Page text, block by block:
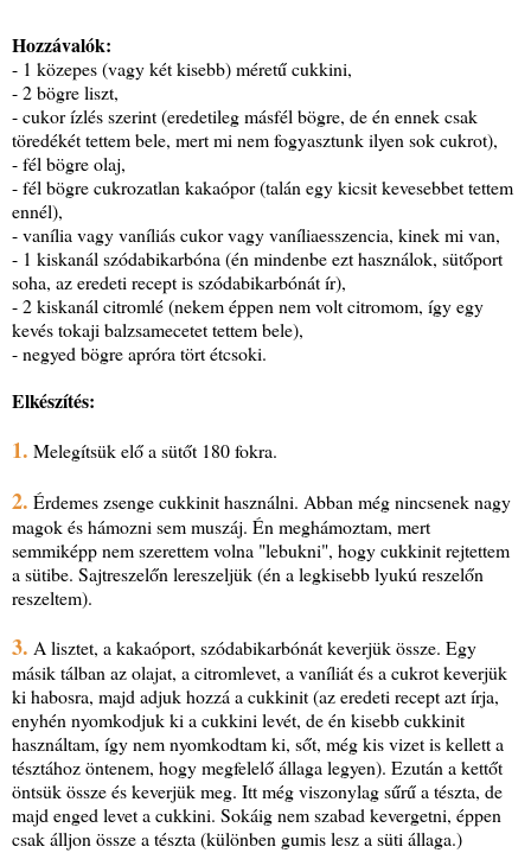
Hozzávalók:
- 1 közepes (vagy két kisebb) méretű cukkini,
- 2 bögre liszt,
- cukor ízlés szerint (eredetileg másfél bögre, de én ennek csak
töredékét tettem bele, mert mi nem fogyasztunk ilyen sok cukrot),
- fél bögre olaj,
- fél bögre cukrozatlan kakaópor (talán egy kicsit kevesebbet tettem
ennél),
- vanília vagy vaníliás cukor vagy vaníliaesszencia, kinek mi van,
- 1 kiskanál szódabikarbóna (én mindenbe ezt használok, sütőport
soha, az eredeti recept is szódabikarbónát ír),
- 2 kiskanál citromlé (nekem éppen nem volt citromom, így egy
kevés tokaji balzsamecetet tettem bele),
- negyed bögre apróra tört étcsoki.
Elkészítés:
1. Melegítsük elő a sütőt 180 fokra.
2. Érdemes zsenge cukkinit használni. Abban még nincsenek nagy
magok és hámozni sem muszáj. Én meghámoztam, mert
semmiképp nem szerettem volna "lebukni", hogy cukkinit rejtettem
a sütibe. Sajtreszelőn lereszeljük (én a legkisebb lyukú reszelőn
reszeltem).
3. A lisztet, a kakaóport, szódabikarbónát keverjük össze. Egy
másik tálban az olajat, a citromlevet, a vaníliát és a cukrot keverjük
ki habosra, majd adjuk hozzá a cukkinit (az eredeti recept azt írja,
enyhén nyomkodjuk ki a cukkini levét, de én kisebb cukkinit
használtam, így nem nyomkodtam ki, sőt, még kis vizet is kellett a
tésztához öntenem, hogy megfelelő állaga legyen). Ezután a kettőt
öntsük össze és keverjük meg. Itt még viszonylag sűrű a tészta, de
majd enged levet a cukkini. Sokáig nem szabad kevergetni, éppen
csak álljon össze a tészta (különben gumis lesz a süti állaga.)